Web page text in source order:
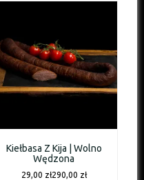
Kiełbasa Z Kija | Wolno
Wędzona
29,00 zł290,00 zł